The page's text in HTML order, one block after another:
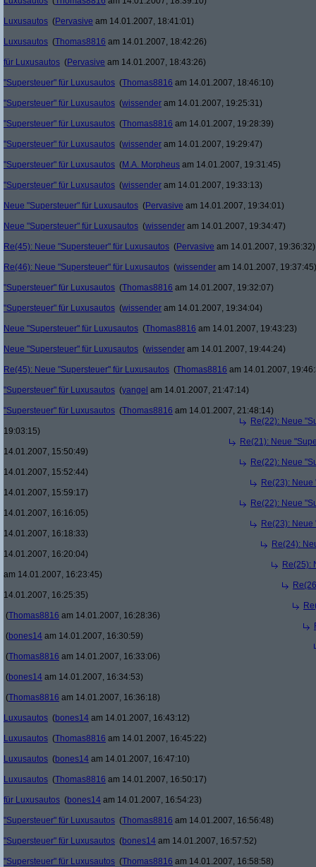
Luxusautos (Pervasive am 14.01.2007, 18:41:01)
Luxusautos (Thomas8816 am 14.01.2007, 18:42:26)
für Luxusautos (Pervasive am 14.01.2007, 18:43:26)
"Supersteuer" für Luxusautos (Thomas8816 am 14.01.2007, 18:46:10)
"Supersteuer" für Luxusautos (wissender am 14.01.2007, 19:25:31)
"Supersteuer" für Luxusautos (Thomas8816 am 14.01.2007, 19:28:39)
"Supersteuer" für Luxusautos (wissender am 14.01.2007, 19:29:47)
"Supersteuer" für Luxusautos (M.A. Morpheus am 14.01.2007, 19:31:45)
"Supersteuer" für Luxusautos (wissender am 14.01.2007, 19:33:13)
Neue "Supersteuer" für Luxusautos (Pervasive am 14.01.2007, 19:34:01)
Neue "Supersteuer" für Luxusautos (wissender am 14.01.2007, 19:34:47)
Re(45): Neue "Supersteuer" für Luxusautos (Pervasive am 14.01.2007, 19:36:32)
Re(46): Neue "Supersteuer" für Luxusautos (wissender am 14.01.2007, 19:37:45)
"Supersteuer" für Luxusautos (Thomas8816 am 14.01.2007, 19:32:07)
"Supersteuer" für Luxusautos (wissender am 14.01.2007, 19:34:04)
Neue "Supersteuer" für Luxusautos (Thomas8816 am 14.01.2007, 19:43:23)
Neue "Supersteuer" für Luxusautos (wissender am 14.01.2007, 19:44:24)
Re(45): Neue "Supersteuer" für Luxusautos (Thomas8816 am 14.01.2007,
"Supersteuer" für Luxusautos (yangel am 14.01.2007, 21:47:14)
"Supersteuer" für Luxusautos (Thomas8816 am 14.01.2007, 21:48:14)
Re(22): Neue
19:03:15)
Re(21): Neue
14.01.2007, 15:50:49)
Re(22): Neue
14.01.2007, 15:52:44)
Re(23):
14.01.2007, 15:59:17)
Re(22): Neue
14.01.2007, 16:16:05)
Re(23):
14.01.2007, 16:18:33)
Re(24):
14.01.2007, 16:20:04)
Re(25):
am 14.01.2007, 16:23:45)
14.01.2007, 16:25:35)
(Thomas8816 am 14.01.2007, 16:28:36)
(bones14 am 14.01.2007, 16:30:59)
(Thomas8816 am 14.01.2007, 16:33:06)
(bones14 am 14.01.2007, 16:34:53)
(Thomas8816 am 14.01.2007, 16:36:18)
Luxusautos (bones14 am 14.01.2007, 16:43:12)
Luxusautos (Thomas8816 am 14.01.2007, 16:45:22)
Luxusautos (bones14 am 14.01.2007, 16:47:10)
Luxusautos (Thomas8816 am 14.01.2007, 16:50:17)
für Luxusautos (bones14 am 14.01.2007, 16:54:23)
"Supersteuer" für Luxusautos (Thomas8816 am 14.01.2007, 16:56:48)
"Supersteuer" für Luxusautos (bones14 am 14.01.2007, 16:57:52)
"Supersteuer" für Luxusautos (Thomas8816 am 14.01.2007, 16:58:58)